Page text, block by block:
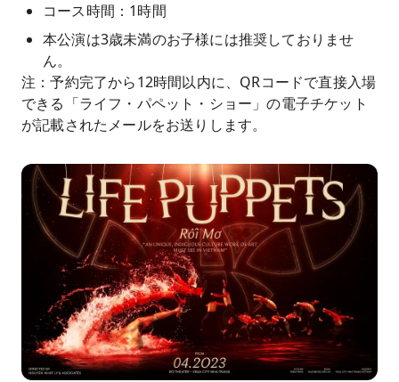
コース時間：1時間
本公演は3歳未満のお子様には推奨しておりませ
ん。
注：予約完了から12時間以内に、QRコードで直接入場
できる「ライフ・パペット・ショー」の電子チケット
が記載されたメールをお送りします。